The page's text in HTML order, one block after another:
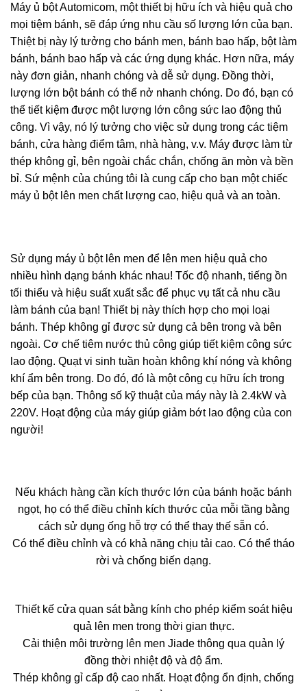
Máy ủ bột Automicom, một thiết bị hữu ích và hiệu quả cho
mọi tiệm bánh, sẽ đáp ứng nhu cầu số lượng lớn của bạn.
Thiệt bị này lý tưởng cho bánh men, bánh bao hấp, bột làm
bánh, bánh bao hấp và các ứng dụng khác. Hơn nữa, máy
này đơn giản, nhanh chóng và dễ sử dụng. Đồng thời,
lượng lớn bột bánh có thể nở nhanh chóng. Do đó, bạn có
thể tiết kiệm được một lượng lớn công sức lao động thủ
công. Vì vậy, nó lý tưởng cho việc sử dụng trong các tiệm
bánh, cửa hàng điểm tâm, nhà hàng, v.v. Máy được làm từ
thép không gỉ, bên ngoài chắc chắn, chống ăn mòn và bền
bỉ. Sứ mệnh của chúng tôi là cung cấp cho bạn một chiếc
máy ủ bột lên men chất lượng cao, hiệu quả và an toàn.
Sử dụng máy ủ bột lên men để lên men hiệu quả cho
nhiều hình dạng bánh khác nhau! Tốc độ nhanh, tiếng ồn
tối thiểu và hiệu suất xuất sắc để phục vụ tất cả nhu cầu
làm bánh của bạn! Thiết bị này thích hợp cho mọi loại
bánh. Thép không gỉ được sử dụng cả bên trong và bên
ngoài. Cơ chế tiêm nước thủ công giúp tiết kiệm công sức
lao động. Quạt vi sinh tuần hoàn không khí nóng và không
khí ẩm bên trong. Do đó, đó là một công cụ hữu ích trong
bếp của bạn. Thông số kỹ thuật của máy này là 2.4kW và
220V. Hoạt động của máy giúp giảm bớt lao động của con
người!
Nếu khách hàng cần kích thước lớn của bánh hoặc bánh
ngọt, họ có thể điều chỉnh kích thước của mỗi tầng bằng
cách sử dụng ống hỗ trợ có thể thay thế sẵn có.
Có thể điều chỉnh và có khả năng chịu tải cao. Có thể tháo
rời và chống biến dạng.
Thiết kế cửa quan sát bằng kính cho phép kiểm soát hiệu
quả lên men trong thời gian thực.
Cải thiện môi trường lên men Jiade thông qua quản lý
đồng thời nhiệt độ và độ ẩm.
Thép không gỉ cấp độ cao nhất. Hoạt động ổn định, chống